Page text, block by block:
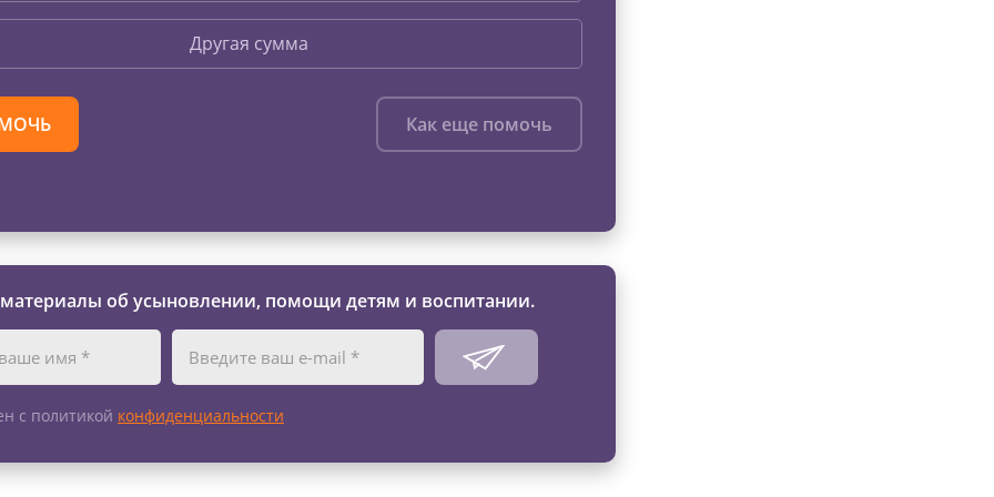
Другая сумма
Как еще помочь
об усыновлении, помощи детям и воспитании.
с политикой конфиденциальности